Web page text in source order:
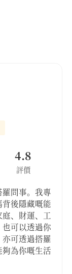
評價
4.8
問事。我專
後隱藏嘅能
、財運、工
可以透過你
可透過搭羅
為你嘅生活